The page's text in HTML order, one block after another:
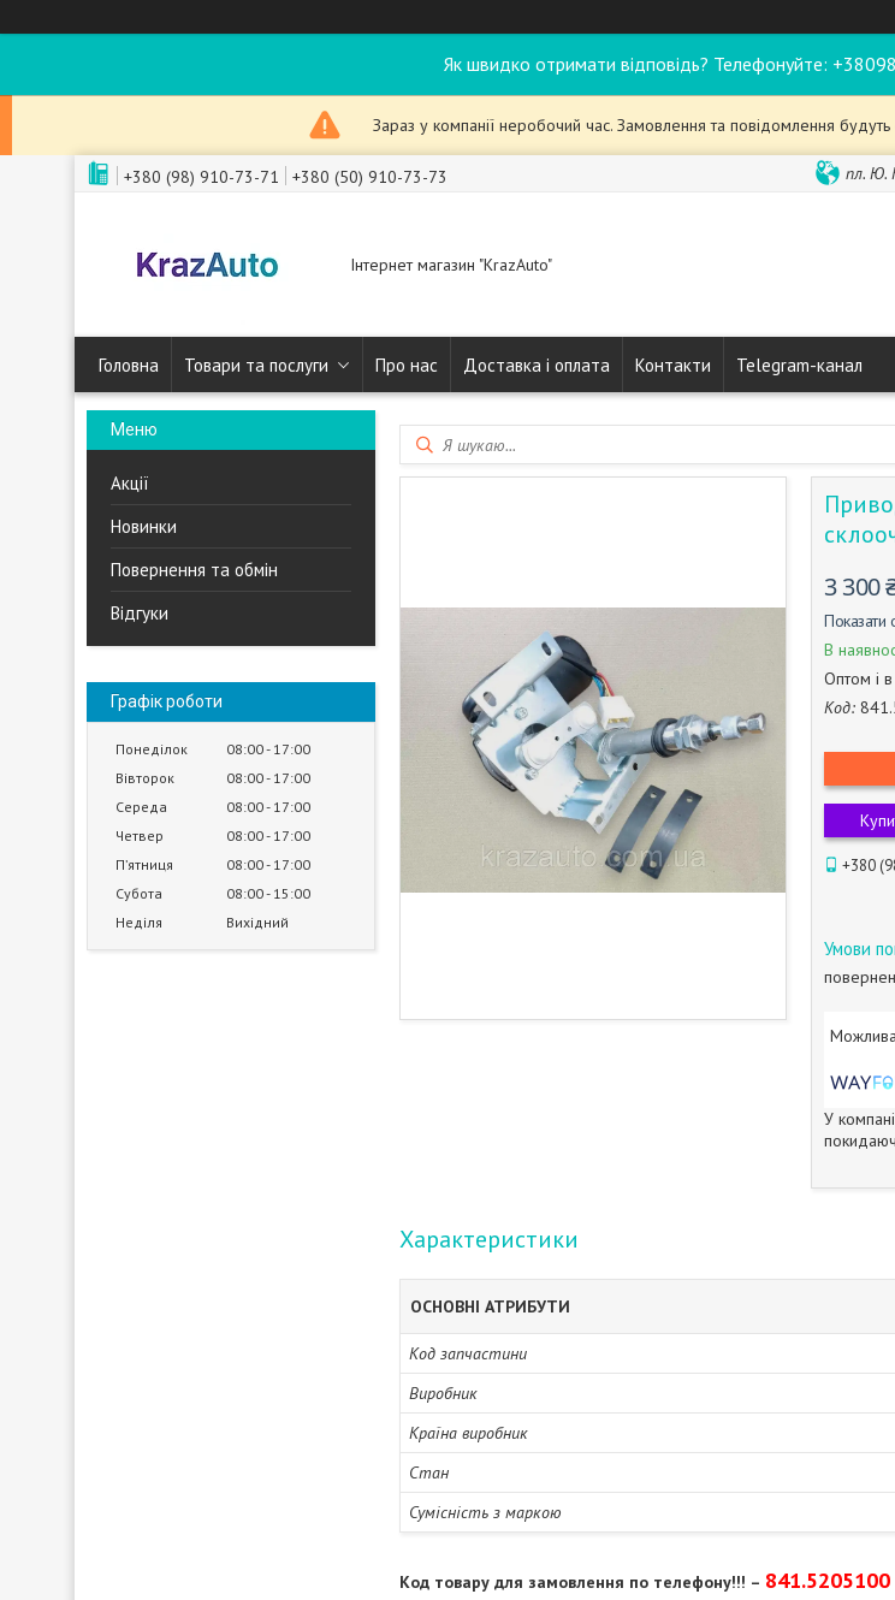
Як швидко отримати відповідь? Телефонуйте:
Зараз у компанії неробочий час. Замовлення та повідомлення
+380 (98) 910-73-71 +380 (50) 910-73-73 пл. Ю.
Інтернет магазин "KrazAuto"
Головна Товари та послуги Про нас Доставка і оплата Контакти Telegram-канал
Акції
Новинки
Повернення та обмін
Відгуки
Графік роботи
Понеділок 08:00 17:00
Вівторок
08:00 17:00
Середа
08:00 17:00
Четвер
08:00 17:00
Пʼятниця
08:00 17:00
Субота
08:00 15:00
Неділя
Вихідний
3 300
Показати
В
Оптом і
Код:
+380
У
Характеристики
ОСНОВНІ АТРИБУТИ
Код запчастини
Виробник
Країна виробник
Стан
Сумісність з маркою
Код товару для замовлення по телефону!!! – 841.5205100